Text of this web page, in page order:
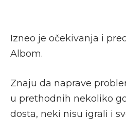
Izneo je očekivanja i
Albom.
Znaju da naprave
u prethodnih nekoliko
dosta, neki nisu igrali i